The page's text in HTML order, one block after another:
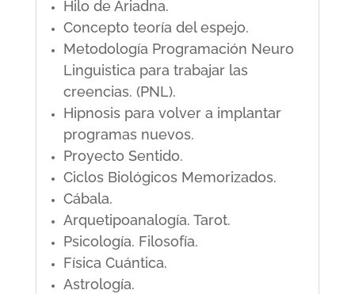
Hilo de Ariadna.
Concepto teoría del espejo.
Metodología Programación Neuro
Linguistica para trabajar las
creencias. (PNL).
Hipnosis para volver a implantar
programas nuevos.
Proyecto Sentido.
Ciclos Biológicos Memorizados.
Cábala.
Arquetipoanalogía. Tarot.
Psicología. Filosofía.
Física Cuántica.
Astrología.